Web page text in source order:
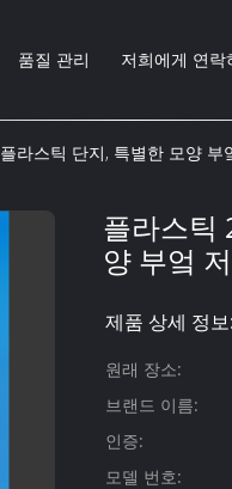
품질 관리 저희에게 연락
라스틱 단지, 특별한 모양
플라스틱
양 부엌
제품 상세 정보:
원래 장소:
브랜드 이름:
인증:
모델 번호: